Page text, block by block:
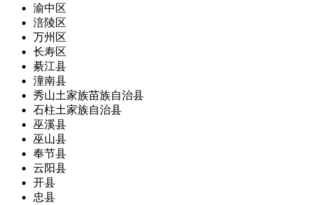
渝中区
涪陵区
万州区
长寿区
綦江县
潼南县
秀山土家族苗族自治县
石柱土家族自治县
巫溪县
巫山县
奉节县
云阳县
开县
忠县